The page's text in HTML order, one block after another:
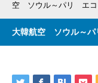
空 ソウル～パリ エコ
大韓航空 ソウル～